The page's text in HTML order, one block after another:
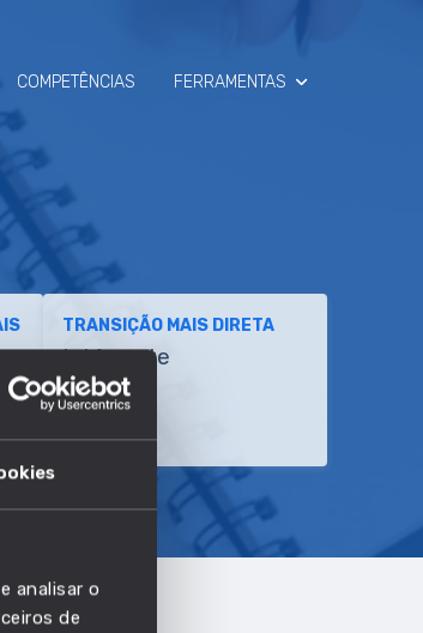
analisar o
de
COMPETÊNCIAS FERRAMENTAS
TRANSIÇÃO MAIS DIRETA
Intérprete